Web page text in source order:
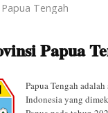
Tengah
Papua
Papua Tengah
Indonesia yang